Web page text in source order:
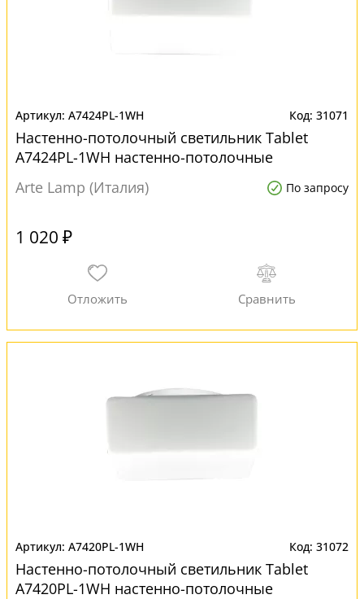
A7424PL-1WH 31071
Настенно-потолочный светильник Tablet
A7424PL-1WH настенно-потолочные
Arte Lamp (Италия)
По запросу
1 020 ₽
A7420PL-1WH 31072
Настенно-потолочный светильник Tablet
A7420PL-1WH настенно-потолочные